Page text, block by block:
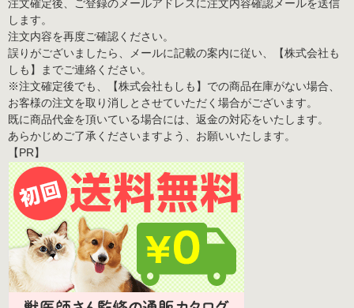
注文確定後、ご登録のメールアドレスに注文内容確認メールを送信
します。
注文内容を再度ご確認ください。
誤りがございましたら、メールに記載の案内に従い、【株式会社も
しも】までご連絡ください。
※注文確定後でも、【株式会社もしも】での商品在庫がない場合、
お客様の注文を取り消しとさせていただく場合がございます。
既に商品代金を頂いている場合には、返金の対応をいたします。
あらかじめご了承くださいますよう、お願いいたします。
【PR】